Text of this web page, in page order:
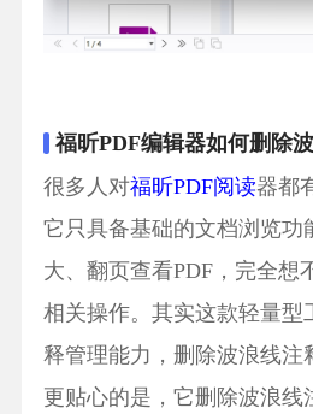
福昕PDF编辑器如何删除
很多人对福昕PDF阅读器都
它只具备基础的文档浏览功
大、翻页查看PDF，完全想
相关操作。其实这款轻量型
释管理能力，删除波浪线注
更贴心的是，它删除波浪线